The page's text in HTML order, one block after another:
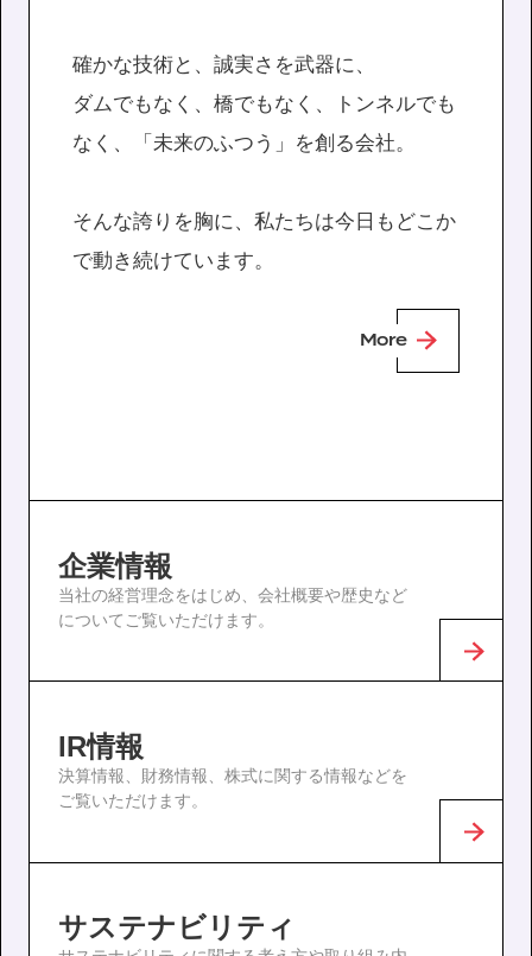
確かな技術と、誠実さを武器に、
ダムでもなく、橋でもなく、トンネルでも
なく、
「未来のふつう」を創る会社。
そんな誇りを胸に、私たちは今日もどこか
で動き続けています。
More
企業情報
当社の経営理念をはじめ、会社概要や歴史など
についてご覧いただけます。
IR情報
決算情報、財務情報、株式に関する情報などを
ご覧いただけます。
サステナビリティ